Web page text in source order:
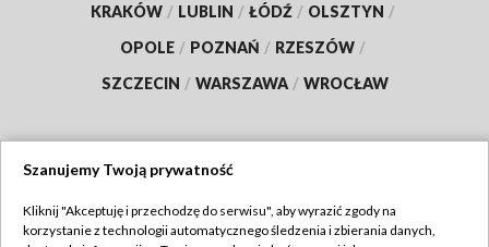
KRAKÓW / LUBLIN / ŁÓDŹ / OLSZTYN /
OPOLE / POZNAŃ / RZESZÓW /
SZCZECIN / WARSZAWA / WROCŁAW
TVP
Szanujemy Twoją prywatność
Kliknij "Akceptuję i przechodzę do serwisu", aby wyrazić zgody na
korzystanie z technologii automatycznego śledzenia i zbierania danych,